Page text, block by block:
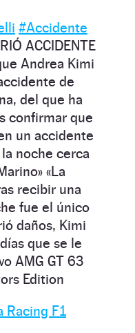
#Accidente
ACCIDENTE
Andrea Kimi
de
del que ha
confirmar que
un accidente
noche cerca
«La
recibir una
fue el único
daños, Kimi
que se le
AMG GT 63
Edition
Racing F1